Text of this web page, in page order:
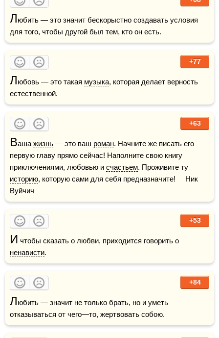
Любить — это значит бескорыстно создавать условия
для того, чтобы другой был тем, кто он есть.
+77
Любовь — это такая музыка, которая делает верность
естественной.
+63
Ваша жизнь — это ваш роман. Начните же писать его
первую главу прямо сейчас! Наполните свою книгу
приключениями, любовью и счастьем
историю, которую сами для себя предназначите!     Ник
Вуйчич
+53
И
ненависти.
+84
Любить — значит не только брать, но и уметь
отказываться от чего—то, жертвовать собою.